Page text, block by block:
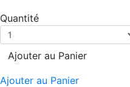
Quantité
Ajouter au Panier
Ajouter au Panier